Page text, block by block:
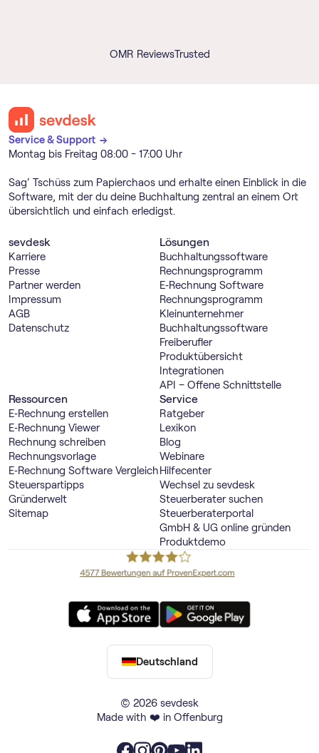
OMR ReviewsTrusted
Service & Support →
Montag bis Freitag 08:00 - 17:00 Uhr
Sag’ Tschüss zum Papierchaos und erhalte einen Einblick in die
Software, mit der du deine Buchhaltung zentral an einem Ort
übersichtlich und einfach erledigst.
sevdesk
Karriere
Presse
Partner werden
Impressum
AGB
Datenschutz
Lösungen
Buch­haltungs­software
Rechnungs­programm
E‑Rechnung Software
Rechnungs­programm
Kleinunternehmer
Buch­haltungs­software
Freiberufler
Produktübersicht
Integrationen
API – Offene Schnittstelle
Ressourcen
E‑Rechnung erstellen
E‑Rechnung Viewer
Rechnung schreiben
Rechnungsvorlage
E‑Rechnung Software Vergleich
Steuerspartipps
Gründerwelt
Sitemap
Service
Ratgeber
Lexikon
Blog
Webinare
Hilfecenter
Wechsel zu sevdesk
Steuerberater suchen
Steuerberaterportal
GmbH & UG online gründen
Produktdemo
© 2026 sevdesk
Made with ❤️ in Offenburg
Deutschland